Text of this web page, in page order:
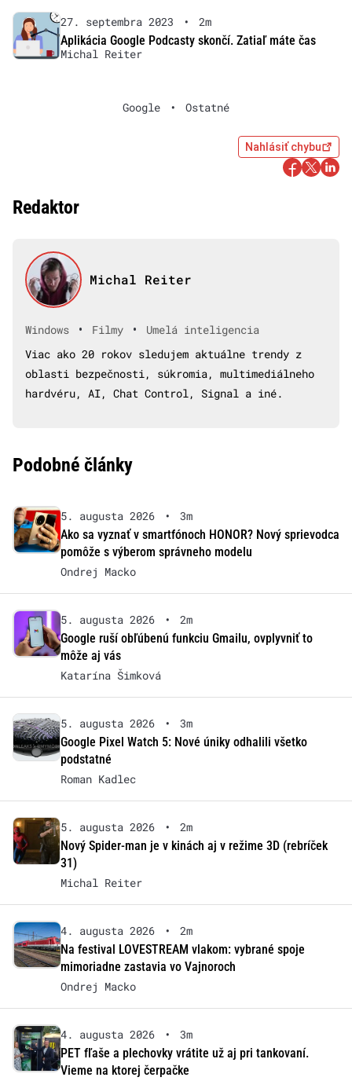
27. septembra 2023 •
2m
Aplikácia Google Podcasty skončí. Zatiaľ máte čas
Michal Reiter
Google • Ostatné
Nahlásiť chybu
Redaktor
Michal Reiter
Windows • Filmy •
Umelá inteligencia
Viac ako 20 rokov sledujem aktuálne trendy z
oblasti bezpečnosti, súkromia, multimediálneho
hardvéru, AI, Chat Control, Signal a iné.
Podobné články
5. augusta 2026 •
3m
Ako sa vyznať v smartfónoch HONOR? Nový sprievodca
pomôže s výberom správneho modelu
Ondrej Macko
5. augusta 2026 •
2m
Google ruší obľúbenú funkciu Gmailu, ovplyvniť to
môže aj vás
Katarína Šimková
5. augusta 2026 •
3m
Google Pixel Watch 5: Nové úniky odhalili všetko
podstatné
Roman Kadlec
5. augusta 2026 •
2m
Nový Spider-man je v kinách aj v režime 3D (rebríček
31)
Michal Reiter
4. augusta 2026 •
2m
Na festival LOVESTREAM vlakom: vybrané spoje
mimoriadne zastavia vo Vajnoroch
Ondrej Macko
4. augusta 2026 •
3m
PET fľaše a plechovky vrátite už aj pri tankovaní.
Vieme na ktorej čerpačke